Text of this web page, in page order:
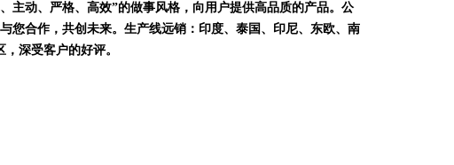
主动、严格、高效”的做事风格，向用户提供高品质的产品。公
您合作，共创未来。生产线远销：印度、泰国、印尼、东欧、南
深受客户的好评。